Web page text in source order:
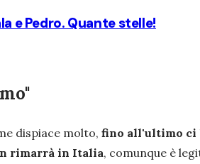
e Pedro. Quante stelle!
dispiace molto, fino all'ultimo ci
rimarrà in Italia, comunque è